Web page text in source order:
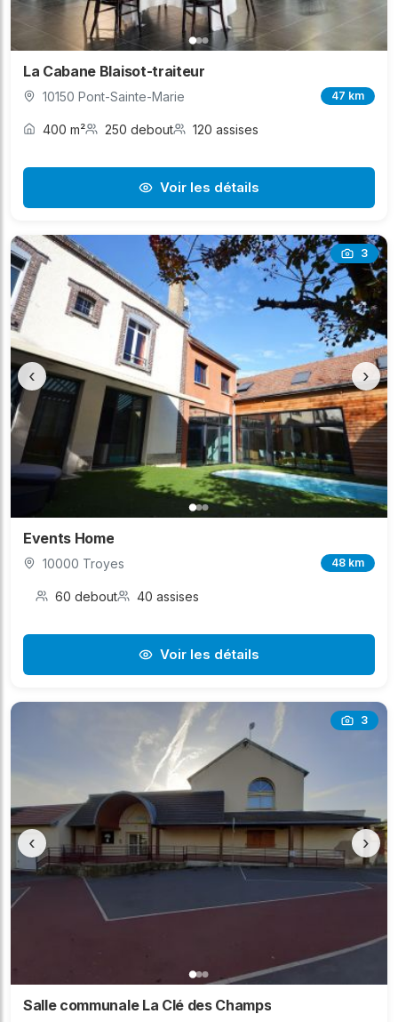
La Cabane Blaisot-traiteur
10150 Pont-Sainte-Marie 47 km
400 m² 250 debout 120 assises
Voir les détails
3
‹ ›
Events Home
10000 Troyes 48 km
60 debout 40 assises
Voir les détails
3
‹ ›
Salle communale La Clé des Champs